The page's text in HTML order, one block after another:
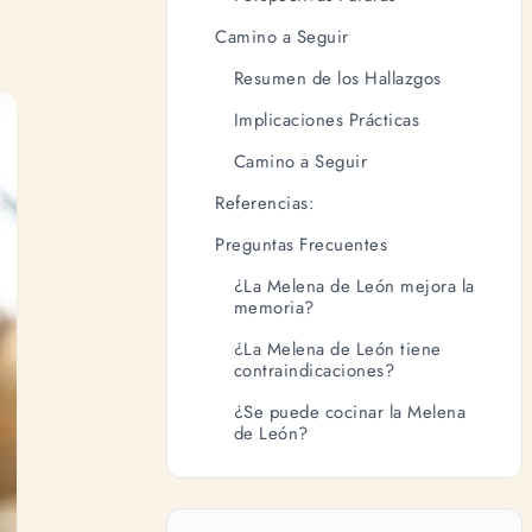
Camino a Seguir
Resumen de los Hallazgos
Implicaciones Prácticas
Camino a Seguir
Referencias:
Preguntas Frecuentes
¿La Melena de León mejora la
memoria?
¿La Melena de León tiene
contraindicaciones?
¿Se puede cocinar la Melena
de León?